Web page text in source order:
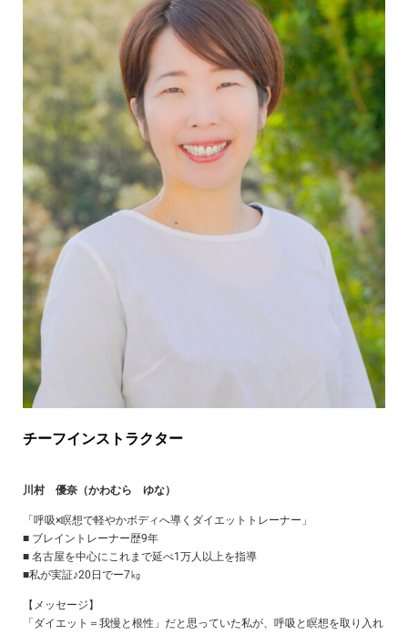
チーフインストラクター
川村 優奈（かわむら ゆな）
「呼吸×瞑想で軽やかボディへ導くダイエットトレーナー」
■ ブレイントレーナー歴9年
■ 名古屋を中心にこれまで延べ1万人以上を指導
■私が実証♪20日でー7㎏
【メッセージ】
「ダイエット＝我慢と根性」だと思っていた私が、呼吸と瞑想を取り入れ